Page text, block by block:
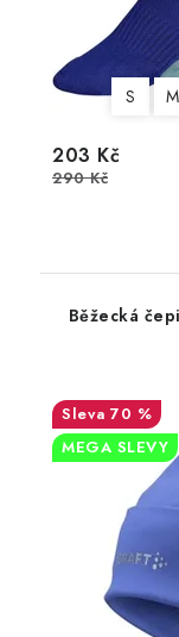
S M
203 Kč
290 Kč
Běžecká
70 %
MEGA SLEVY